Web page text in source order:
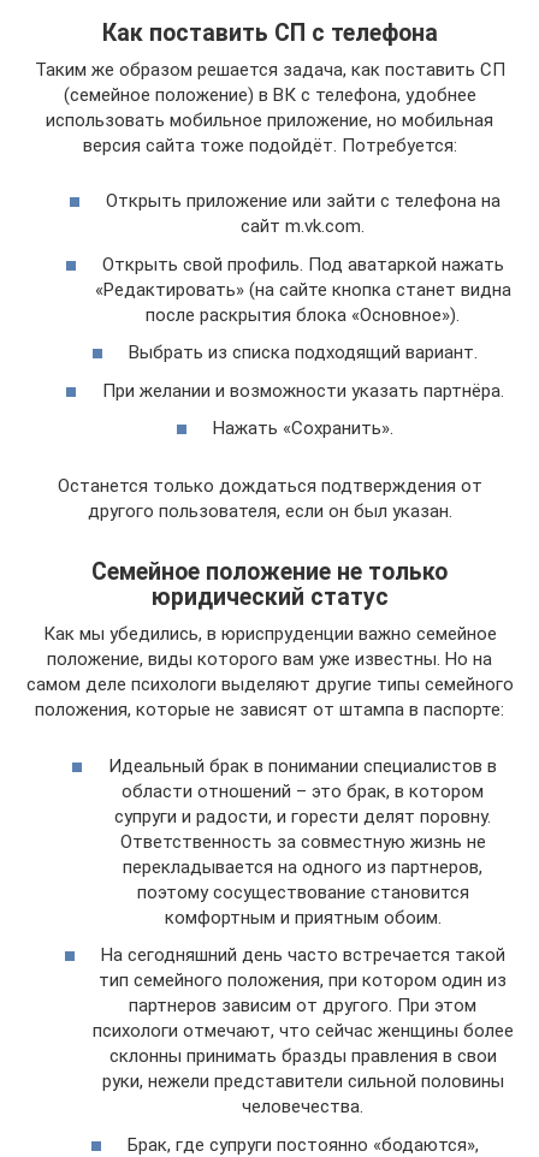
Как поставить СП с телефона
Таким же образом решается задача, как поставить СП
(семейное положение) в ВК с телефона, удобнее
использовать мобильное приложение, но мобильная
версия сайта тоже подойдёт. Потребуется:
Открыть приложение или зайти с телефона на
сайт m.vk.com.
Открыть свой профиль. Под аватаркой нажать
«Редактировать» (на сайте кнопка станет видна
после раскрытия блока «Основное»).
Выбрать из списка подходящий вариант.
При желании и возможности указать партнёра.
Нажать «Сохранить».
Останется только дождаться подтверждения от
другого пользователя, если он был указан.
Семейное положение не только
юридический статус
Как мы убедились, в юриспруденции важно семейное
положение, виды которого вам уже известны. Но на
самом деле психологи выделяют другие типы семейного
положения, которые не зависят от штампа в паспорте:
Идеальный брак в понимании специалистов в
области отношений – это брак, в котором
супруги и радости, и горести делят поровну.
Ответственность за совместную жизнь не
перекладывается на одного из партнеров,
поэтому сосуществование становится
комфортным и приятным обоим.
На сегодняшний день часто встречается такой
тип семейного положения, при котором один из
партнеров зависим от другого. При этом
психологи отмечают, что сейчас женщины более
склонны принимать бразды правления в свои
руки, нежели представители сильной половины
человечества.
Брак, где супруги постоянно «бодаются»,